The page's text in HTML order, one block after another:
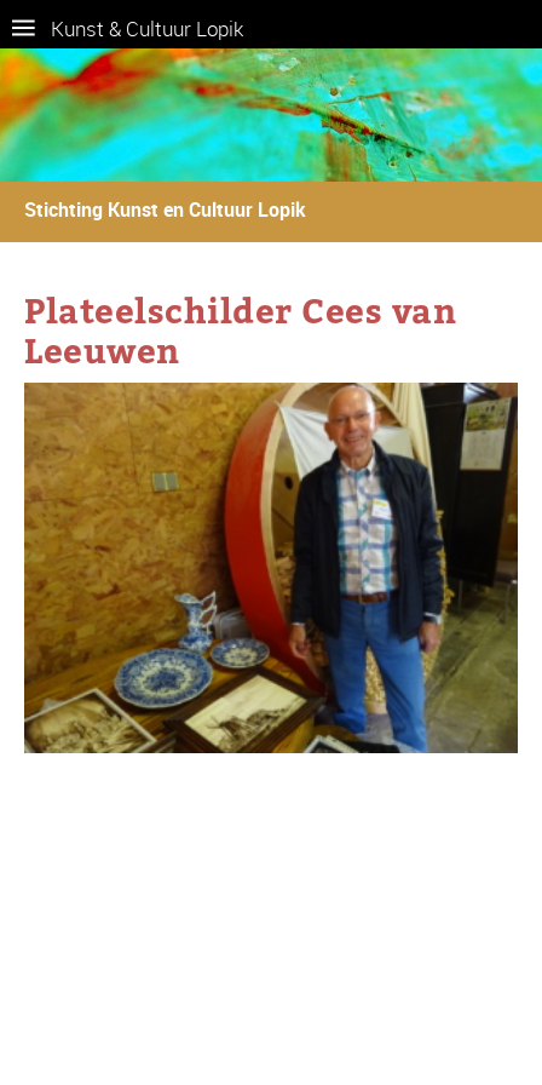
Kunst & Cultuur Lopik
Stichting Kunst en Cultuur Lopik
Plateelschilder Cees van
Leeuwen